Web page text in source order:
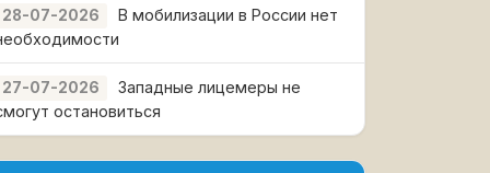
28-07-2026
В мобилизации в России нет
27-07-2026
Западные лицемеры не
остановиться